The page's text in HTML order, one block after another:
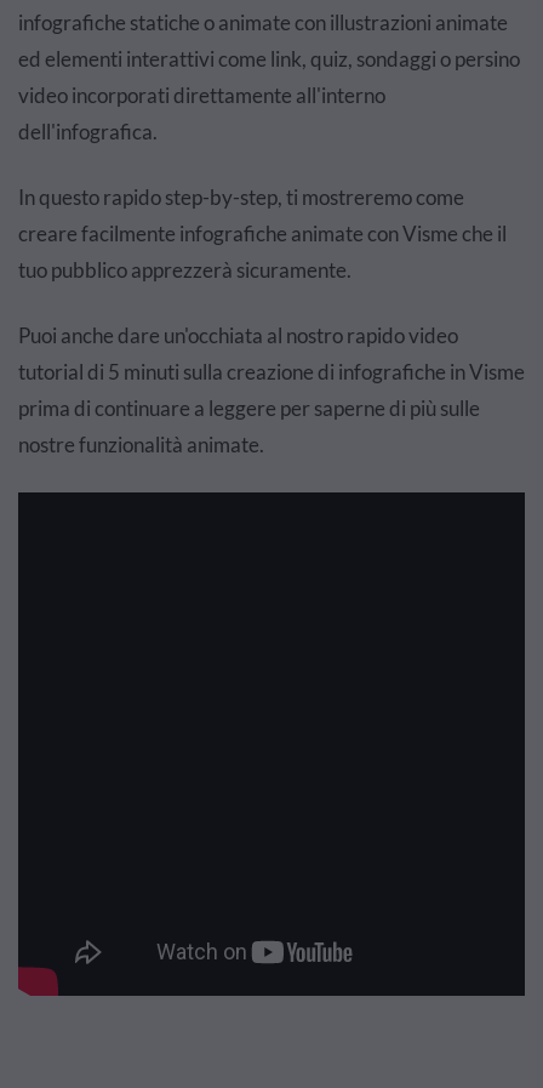
infografiche statiche o animate con illustrazioni animate
ed elementi interattivi come link, quiz, sondaggi o persino
video incorporati direttamente all'interno
dell'infografica.
In questo rapido step-by-step, ti mostreremo come
creare facilmente infografiche animate con Visme che il
tuo pubblico apprezzerà sicuramente.
Puoi anche dare un'occhiata al nostro rapido video
tutorial di 5 minuti sulla creazione di infografiche in Visme
prima di continuare a leggere per saperne di più sulle
nostre funzionalità animate.